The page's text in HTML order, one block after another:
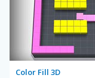
Color Fill 3D